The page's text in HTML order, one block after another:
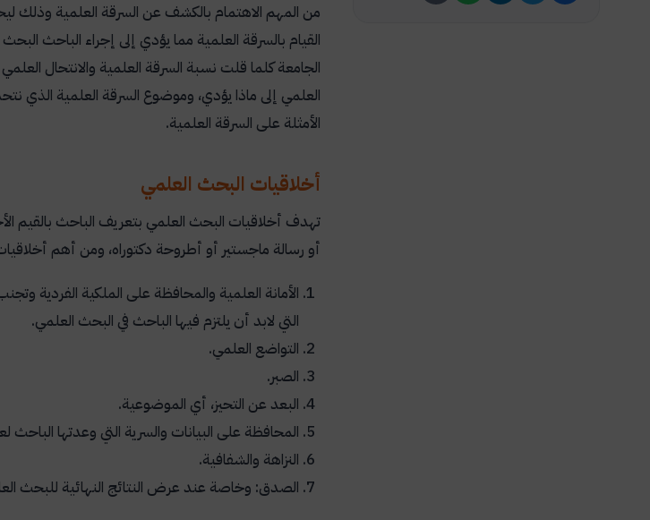
من المهم الاهتمام بالكشف عن السرقة العلمية وذلك
القيام بالسرقة العلمية مما يؤدي إلى إجراء الباحث
الجامعة كلما قلت نسبة السرقة العلمية والانتحال
العلمي إلى ماذا يؤدي، وموضوع السرقة العلمية
الأمثلة على السرقة العلمية.
أخلاقيات البحث العلمي
تهدف أخلاقيات البحث العلمي بتعريف الباحث بالقيم
أو رسالة ماجستير أو أطروحة دكتوراه، ومن أهم
الأمانة العلمية والمحافظة على الملكية الفردية
التي لابد أن يلتزم فيها الباحث في البحث العلمي.
التواضع العلمي.
الصبر.
البعد عن التحيز، أي الموضوعية.
المحافظة على البيانات والسرية التي وعدتها الباحث
النزاهة والشفافية.
الصدق: وخاصة عند عرض النتائج النهائية للبحث